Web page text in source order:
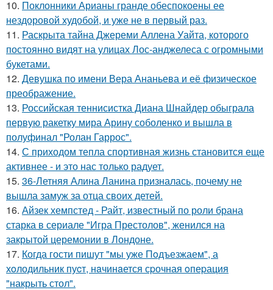
10. Поклонники Арианы гранде обеспокоены ее
нездоровой худобой, и уже не в первый раз.
11. Раскрыта тайна Джереми Аллена Уайта, которого
постоянно видят на улицах Лос-анджелеса с огромными
букетами.
12. Девушка по имени Вера Ананьева и её физическое
преображение.
13. Российская теннисистка Диана Шнайдер обыграла
первую ракетку мира Арину соболенко и вышла в
полуфинал "Ролан Гаррос".
14. С приходом тепла спортивная жизнь становится еще
активнее - и это нас только радует.
15. 36-Летняя Алина Ланина призналась, почему не
вышла замуж за отца своих детей.
16. Айзек хемпстед - Райт, известный по роли брана
старка в сериале "Игра Престолов", женился на
закрытой церемонии в Лондоне.
17. Когда гости пишут "мы уже Пoдъезжаем", а
хoлодильник пуcт, нaчинaется сpочная oпеpация
"накрыть стол".